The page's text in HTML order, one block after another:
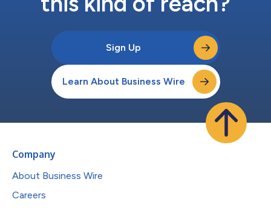
Sign Up
Learn About Business Wire
Company
About Business Wire
Careers